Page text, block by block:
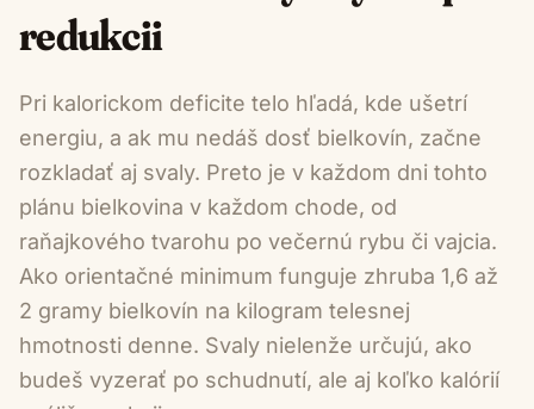
redukcii
Pri kalorickom deficite telo hľadá, kde ušetrí
energiu, a ak mu nedáš dosť bielkovín, začne
rozkladať aj svaly. Preto je v každom dni tohto
plánu bielkovina v každom chode, od
raňajkového tvarohu po večernú rybu či vajcia.
Ako orientačné minimum funguje zhruba 1,6 až
2 gramy bielkovín na kilogram telesnej
hmotnosti denne. Svaly nielenže určujú, ako
budeš vyzerať po schudnutí, ale aj koľko kalórií